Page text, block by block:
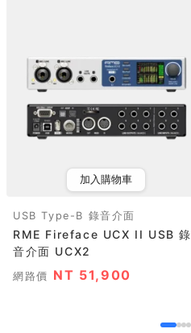
加入購物車
USB Type-B 錄音介面
RME Fireface UCX II USB 錄
音介面 UCX2
網路價 NT 51,900